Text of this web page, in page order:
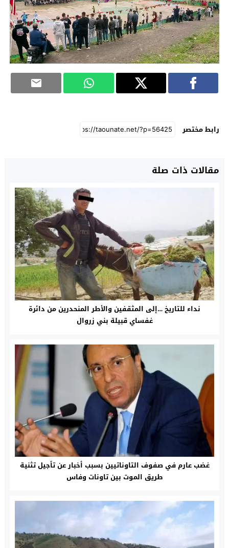
رابط مختصر
مقالات ذات صلة
نداء للتاريخ …إلى المثقفين واﻷطر المنحدرين من دائرة
غفساي قبيلة بني زروال
غضب عارم في صفوف التاوناتيين بسبب أخبار عن تأجيل تثنية
طريق الموت بين تاونات وفاس